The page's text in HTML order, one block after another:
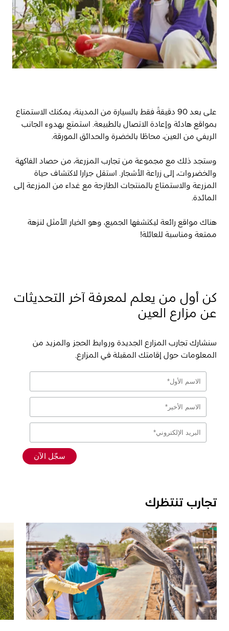
على بعد 90 دقيقةً فقط بالسيارة من المدينة، يمكنك الاستمتاع
بمواقع هادئة وإعادة الاتصال بالطبيعة. استمتع بهدوء الجانب
الريفي من العين، محاطًا بالخضرة والحدائق المورقة.
وستجد ذلك مع مجموعة من تجارب المزرعة، من حصاد الفاكهة
والخضروات، إلى زراعة الأشجار. استقل جرارا لاكتشاف حياة
المزرعة والاستمتاع بالمنتجات الطازجة مع غداء من المزرعة إلى
المائدة.
هناك مواقع رائعة ليكتشفها الجميع، وهو الخيار الأمثل لنزهة
ممتعة ومناسبة للعائلة!
كن أول من يعلم لمعرفة آخر التحديثات
عن مزارع العين
سنشارك تجارب المزارع الجديدة وروابط الحجز والمزيد من
المعلومات حول إقامتك المقبلة في المزارع.
تجارب تنتظرك